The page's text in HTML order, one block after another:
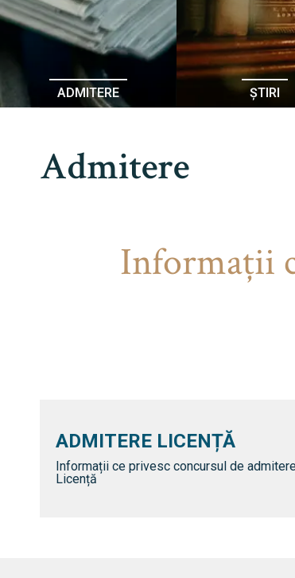
ADMITERE ȘTIRI
Admitere
Informaţii
ADMITERE LICENȚĂ
Informații ce privesc concursul de
Licență